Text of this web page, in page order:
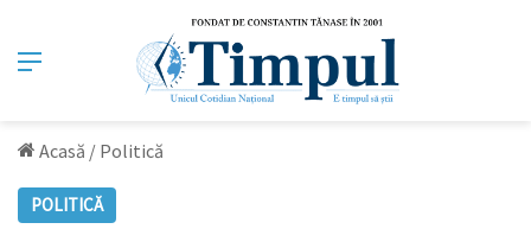
Meniu
Acasă / Politică
POLITICĂ